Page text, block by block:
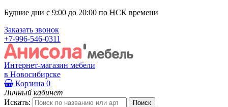
Будние дни с 9:00 до 20:00 по НСК времени
Заказать звонок
+7-996-546-0311
Интернет-магазин мебели
в Новосибирске
Корзина 0
Личный кабинет
Искать: